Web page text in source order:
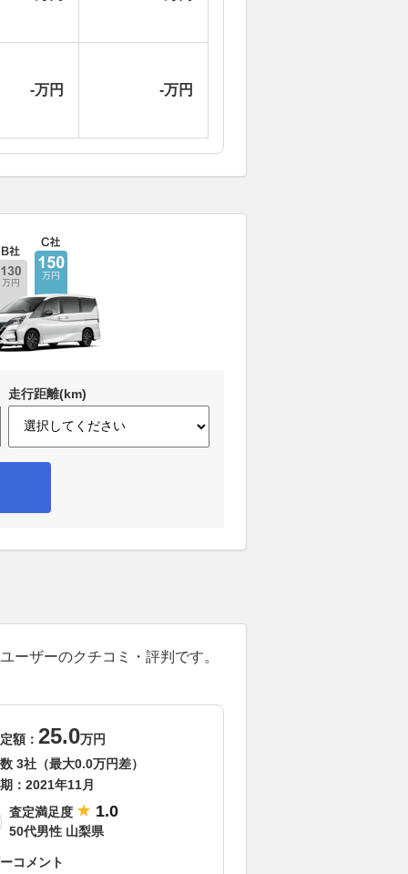
-万円 -万円
走行距離(km)
ーザーのクチコミ・評判です。
額： 25.0万円
3社（最大0.0万円差）
： 2021年11月
査定満足度
1.0
50代男性 山梨県
コメント